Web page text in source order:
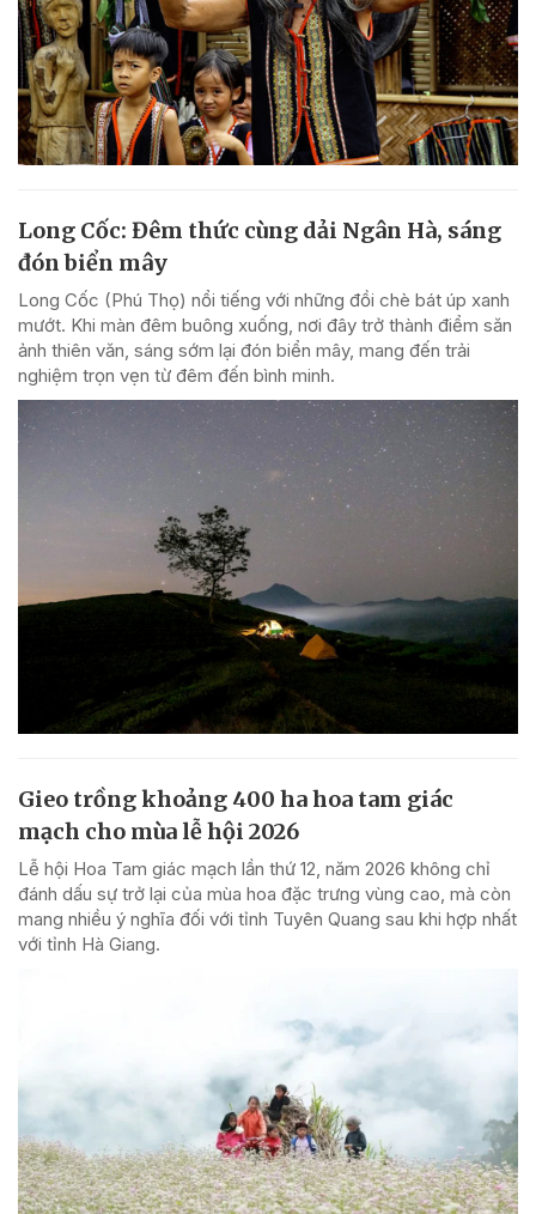
Long Cốc: Đêm thức cùng dải Ngân Hà, sáng
đón biển mây
Long Cốc (Phú Thọ) nổi tiếng với những đồi chè bát úp xanh
mướt. Khi màn đêm buông xuống, nơi đây trở thành điểm săn
ảnh thiên văn, sáng sớm lại đón biển mây, mang đến trải
nghiệm trọn vẹn từ đêm đến bình minh.
Gieo trồng khoảng 400 ha hoa tam giác
mạch cho mùa lễ hội 2026
Lễ hội Hoa Tam giác mạch lần thứ 12, năm 2026 không chỉ
đánh dấu sự trở lại của mùa hoa đặc trưng vùng cao, mà còn
mang nhiều ý nghĩa đối với tỉnh Tuyên Quang sau khi hợp nhất
với tỉnh Hà Giang.